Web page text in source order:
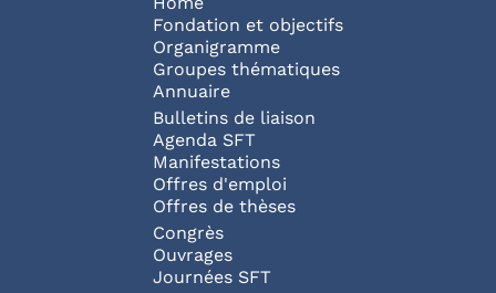
Navigation principale
Fondation et objectifs
Organigramme
Groupes thématiques
Annuaire
Bulletins de liaison
Agenda SFT
Manifestations
Offres d'emploi
Offres de thèses
Congrès
Ouvrages
Journées SFT